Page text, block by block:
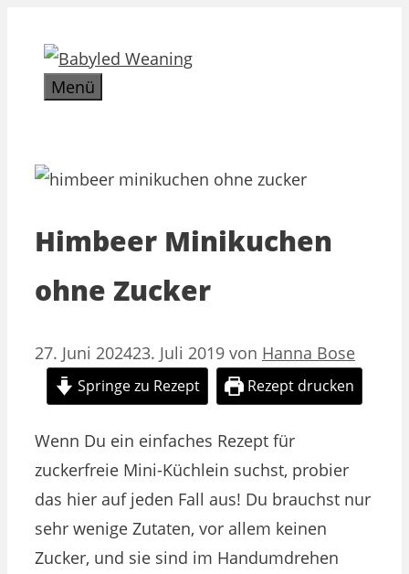
Inhalt
springenMenü
Himbeer Minikuchen
ohne Zucker
27. Juni 202423. Juli 2019 von Hanna Bose
Springe zu Rezept Rezept drucken
Wenn Du ein einfaches Rezept für
zuckerfreie Mini-Küchlein suchst, probier
das hier auf jeden Fall aus! Du brauchst nur
sehr wenige Zutaten, vor allem keinen
Zucker, und sie sind im Handumdrehen